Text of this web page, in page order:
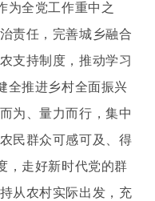
为全党工作重中之
责任，完善城乡融合
支持制度，推动学习
全推进乡村全面振兴
为、量力而行，集中
民群众可感可及、得
，走好新时代党的群
从农村实际出发，充